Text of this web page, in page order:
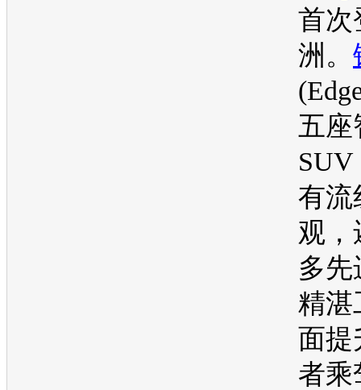
首次
洲。
(
五座
SUV
有流
观，
多先
精湛
面提
者乘